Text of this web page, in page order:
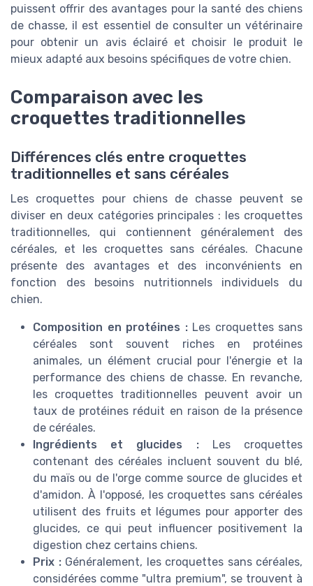
puissent offrir des avantages pour la santé des chiens
de chasse, il est essentiel de consulter un vétérinaire
pour obtenir un avis éclairé et choisir le produit le
mieux adapté aux besoins spécifiques de votre chien.
Comparaison avec les
croquettes traditionnelles
Différences clés entre croquettes
traditionnelles et sans céréales
Les croquettes pour chiens de chasse peuvent se
diviser en deux catégories principales : les croquettes
traditionnelles, qui contiennent généralement des
céréales, et les croquettes sans céréales. Chacune
présente des avantages et des inconvénients en
fonction des besoins nutritionnels individuels du
chien.
Composition en protéines :Les croquettes sans
céréales sont souvent riches en protéines
animales, un élément crucial pour l'énergie et la
performance des chiens de chasse. En revanche,
les croquettes traditionnelles peuvent avoir un
taux de protéines réduit en raison de la présence
de céréales.
Ingrédients et glucides :Les croquettes
contenant des céréales incluent souvent du blé,
du maïs ou de l'orge comme source de glucides et
d'amidon. À l'opposé, les croquettes sans céréales
utilisent des fruits et légumes pour apporter des
glucides, ce qui peut influencer positivement la
digestion chez certains chiens.
Prix :Généralement, les croquettes sans céréales,
considérées comme "ultra premium", se trouvent à